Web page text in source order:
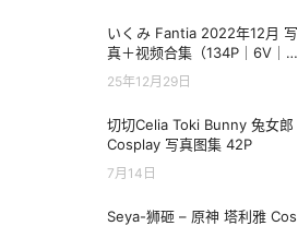
いくみ Fantia 2022年12月 写
真＋视频合集（134P｜6V｜1.
01GB）
25年12月29日
切切Celia Toki Bunny 兔女郎
Cosplay 写真图集 42P
7月14日
Seya-狮砸 – 原神 塔利雅 Cos